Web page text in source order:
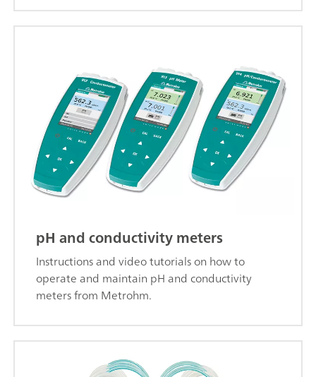
pH and conductivity meters
Instructions and video tutorials on how to
operate and maintain pH and conductivity
meters from Metrohm.